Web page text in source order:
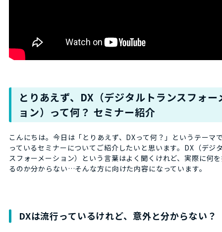
とりあえず、DX（デジタルトランスフォー
ョン）って何？ セミナー紹介
こんにちは。今日は「とりあえず、DXって何？」というテーマ
っているセミナーについてご紹介したいと思います。DX（デジ
スフォーメーション）という言葉はよく聞くけれど、実際に何
るのか分からない…そんな方に向けた内容になっています。
DXは流行っているけれど、意外と分からない？